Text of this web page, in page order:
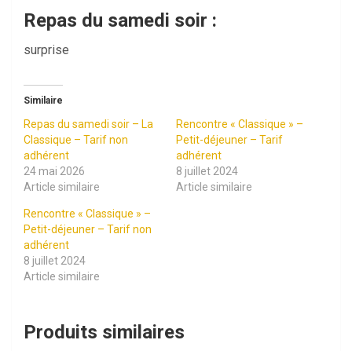
Repas du samedi soir :
surprise
Similaire
Repas du samedi soir – La
Classique – Tarif non
adhérent
24 mai 2026
Article similaire
Rencontre « Classique » –
Petit-déjeuner – Tarif
adhérent
8 juillet 2024
Article similaire
Rencontre « Classique » –
Petit-déjeuner – Tarif non
adhérent
8 juillet 2024
Article similaire
Produits similaires